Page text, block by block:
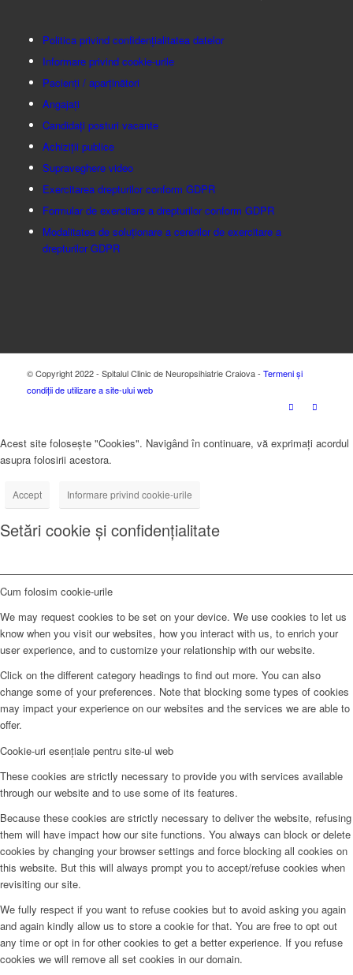
Politica privind confidențialitatea datelor
Informare privind cookie-urile
Pacienți / aparținători
Angajați
Candidați posturi vacante
Achiziții publice
Supraveghere video
Exercitarea drepturilor conform GDPR
Formular de exercitare a drepturilor conform GDPR
Modalitatea de soluționare a cererilor de exercitare a
drepturilor GDPR
© Copyright 2022 - Spitalul Clinic de Neuropsihiatrie Craiova - Termeni și
condiții de utilizare a site-ului web
Acest site folosește "Cookies". Navigând în continuare, vă exprimați acordul
asupra folosirii acestora.
Accept Informare privind cookie-urile
Setări cookie și confidențialitate
Cum folosim cookie-urile
We may request cookies to be set on your device. We use cookies to let us
know when you visit our websites, how you interact with us, to enrich your
user experience, and to customize your relationship with our website.
Click on the different category headings to find out more. You can also
change some of your preferences. Note that blocking some types of cookies
may impact your experience on our websites and the services we are able to
offer.
Cookie-uri esențiale pentru site-ul web
These cookies are strictly necessary to provide you with services available
through our website and to use some of its features.
Because these cookies are strictly necessary to deliver the website, refusing
them will have impact how our site functions. You always can block or delete
cookies by changing your browser settings and force blocking all cookies on
this website. But this will always prompt you to accept/refuse cookies when
revisiting our site.
We fully respect if you want to refuse cookies but to avoid asking you again
and again kindly allow us to store a cookie for that. You are free to opt out
any time or opt in for other cookies to get a better experience. If you refuse
cookies we will remove all set cookies in our domain.